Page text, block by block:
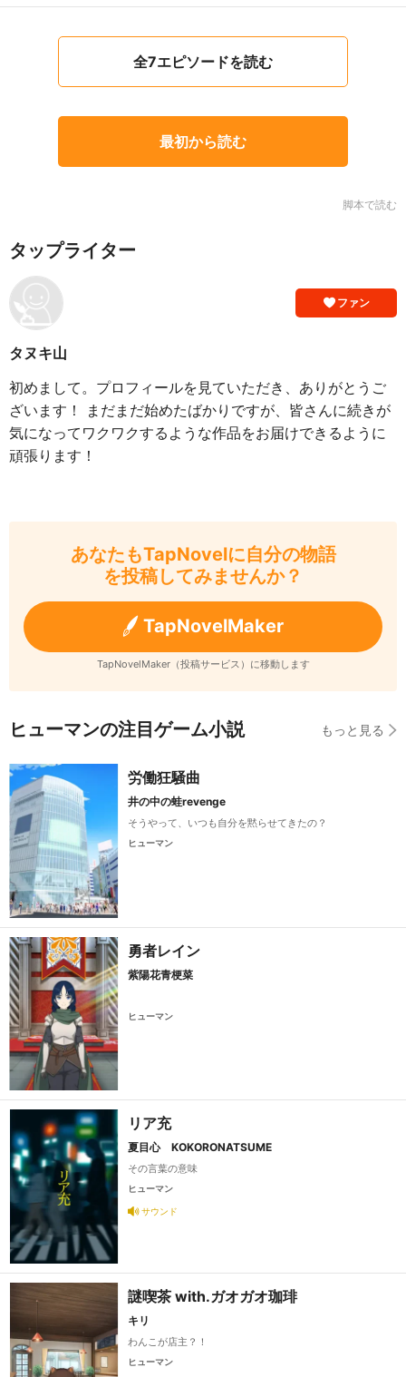
全7エピソードを読む
最初から読む
脚本で読む
タップライター
ファン
タヌキ山
初めまして。プロフィールを見ていただき、ありがとうご
ざいます！ まだまだ始めたばかりですが、皆さんに続きが
気になってワクワクするような作品をお届けできるように
頑張ります！
あなたもTapNovelに自分の物語
を投稿してみませんか？
TapNovelMaker
TapNovelMaker（投稿サービス）に移動します
ヒューマンの注目ゲーム小説 もっと見る
労働狂騒曲
井の中の蛙revenge
そうやって、いつも自分を黙らせてきたの？
ヒューマン
勇者レイン
紫陽花青梗菜
ヒューマン
リア充
夏目心 KOKORONATSUME
その言葉の意味
ヒューマン
サウンド
謎喫茶 with.ガオガオ珈琲
キリ
わんこが店主？！
ヒューマン